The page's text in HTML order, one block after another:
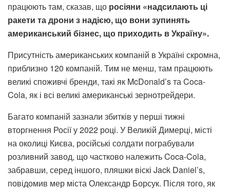
працюють там, сказав, що росіяни «надсилають ці
ракети та дрони з надією, що вони зупинять
американський бізнес, що приходить в Україну».
Присутність американських компаній в Україні скромна,
приблизно 120 компаній. Тим не менш, там працюють
великі споживчі бренди, такі як McDonald’s та Coca-
Cola, як і всі великі американські зернотрейдери.
Багато компаній зазнали збитків у перші тижні
вторгнення Росії у 2022 році. У Великій Димерці, місті
на околиці Києва, російські солдати пограбували
розливний завод, що частково належить Coca-Cola,
забравши, серед іншого, пляшки віскі Jack Daniel’s,
повідомив мер міста Олександр Борсук. Після того, як